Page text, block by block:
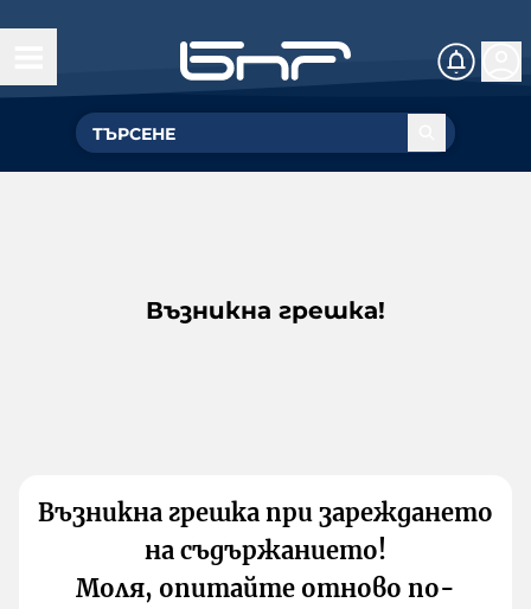
Възникна грешка!
Възникна грешка при зареждането
на съдържанието!
Моля, опитайте отново по-